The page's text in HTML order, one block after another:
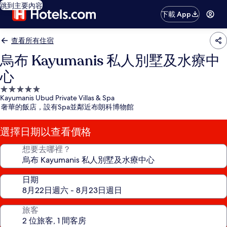
跳到主要內容
下載 App
查看所有住宿
烏布 Kayumanis 私人別墅及水療中
心
5.0
星
級
住
宿
Kayumanis Ubud Private Villas & Spa
奢華的飯店，設有Spa並鄰近布朗科博物館
選擇日期以查看價格
想要去哪裡？
日期
旅客